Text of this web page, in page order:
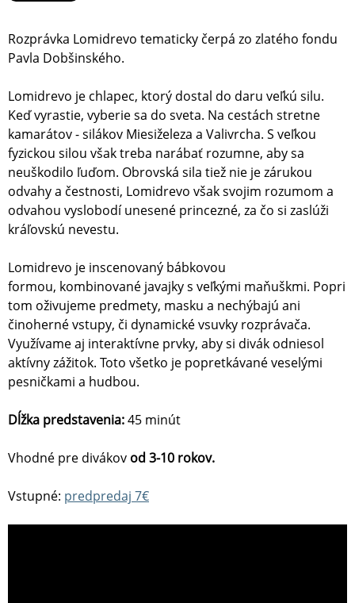
Rozprávka Lomidrevo tematicky čerpá zo zlatého fondu
Pavla Dobšinského.
Lomidrevo je chlapec, ktorý dostal do daru veľkú silu.
Keď vyrastie, vyberie sa do sveta. Na cestách stretne
kamarátov - silákov Miesiželeza a Valivrcha. S veľkou
fyzickou silou však treba narábať rozumne, aby sa
neuškodilo ľuďom. Obrovská sila tiež nie je zárukou
odvahy a čestnosti, Lomidrevo však svojim rozumom a
odvahou vyslobodí unesené princezné, za čo si zaslúži
kráľovskú nevestu.
Lomidrevo je inscenovaný bábkovou
formou, kombinované javajky s veľkými maňuškmi. Popri
tom oživujeme predmety, masku a nechýbajú ani
činoherné vstupy, či dynamické vsuvky rozprávača.
Využívame aj interaktívne prvky, aby si divák odniesol
aktívny zážitok. Toto všetko je popretkávané veselými
pesničkami a hudbou.
Dĺžka predstavenia:45 minút
Vhodné pre divákov od 3-10 rokov.
Vstupné: predpredaj 7€